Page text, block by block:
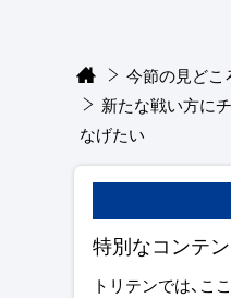
今節の見どこ
新たな戦い方に
なげたい
特別なコンテ
トリテンでは、こ